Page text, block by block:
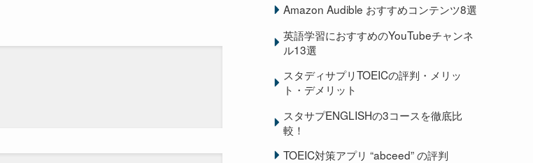
Amazon Audible おすすめコンテンツ8選
英語学習におすすめのYouTubeチャンネ
ル13選
スタディサプリTOEICの評判・メリッ
ト・デメリット
スタサプENGLISHの3コースを徹底比
較！
TOEIC対策アプリ “abceed” の評判